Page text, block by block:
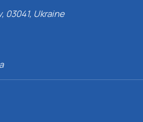
03041, Ukraine